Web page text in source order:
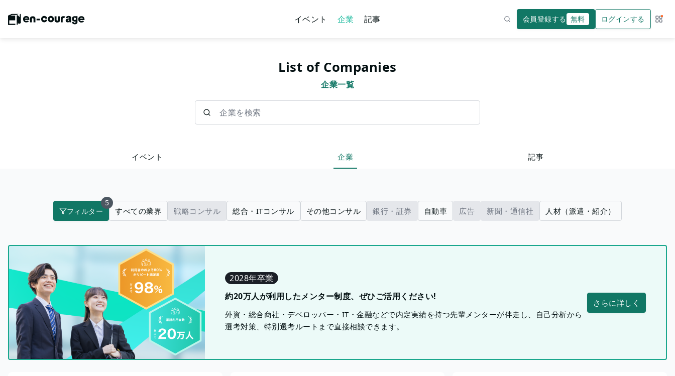
イベント 企業 記事 会員登録する 無料 ログインする サー
List of Companies
企業一覧
イベント 企業 記事
フィルター
5
すべての業界 戦略コンサル 総合・ITコンサル その他コンサル 銀行・証券 自動車 広告 新聞・通信社 人材（派遣・紹介）
2028年卒業
約20万人が利用したメンター制度、ぜひご活用ください!
外資・総合商社・デベロッパー・IT・金融などで内定実績を持つ先輩メンターが伴走し、自己分析から
選考対策、特別選考ルートまで直接相談できます。
さらに詳しく